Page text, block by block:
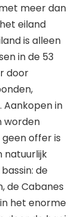
meer dan
eiland
is alleen
in de 53
door
Aankopen in
worden
offer is
natuurlijk
de
de Cabanes
het enorme